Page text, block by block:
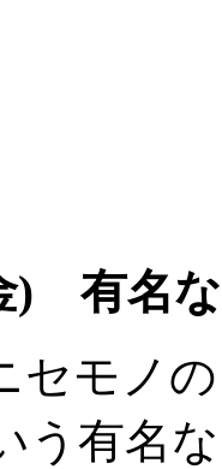
) 有名
モノ
う有名